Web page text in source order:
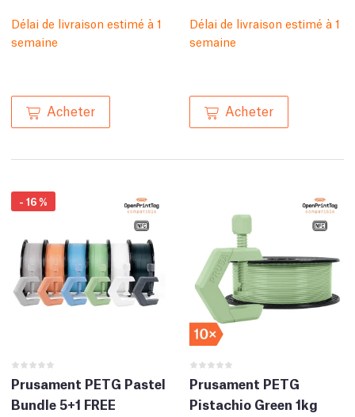
Délai de livraison estimé à 1
semaine
Acheter
Délai de livraison estimé à 1
semaine
Acheter
- 16%
Prusament PETG Pastel
Bundle 5+1 FREE
Prusament PETG
Pistachio Green 1kg